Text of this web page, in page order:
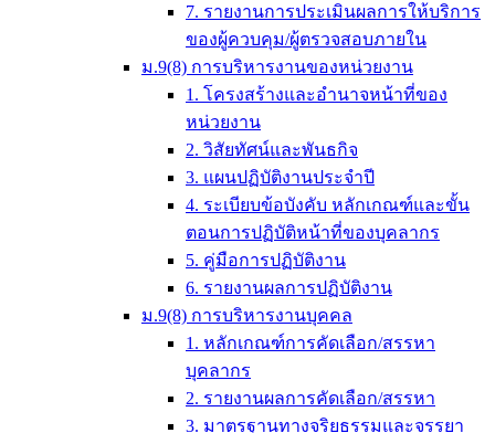
7. รายงานการประเมินผลการให้บริการ
ของผู้ควบคุม/ผู้ตรวจสอบภายใน
ม.9(8) การบริหารงานของหน่วยงาน
1. โครงสร้างและอำนาจหน้าที่ของ
หน่วยงาน
2. วิสัยทัศน์และพันธกิจ
3. แผนปฏิบัติงานประจำปี
4. ระเบียบข้อบังคับ หลักเกณฑ์และขั้น
ตอนการปฏิบัติหน้าที่ของบุคลากร
5. คู่มือการปฏิบัติงาน
6. รายงานผลการปฏิบัติงาน
ม.9(8) การบริหารงานบุคคล
1. หลักเกณฑ์การคัดเลือก/สรรหา
บุคลากร
2. รายงานผลการคัดเลือก/สรรหา
3. มาตรฐานทางจริยธรรมและจรรยา